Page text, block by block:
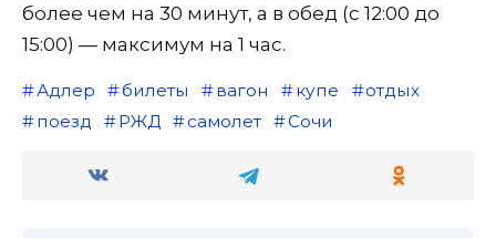
более чем на 30 минут, а в обед (с 12:00 до
15:00) — максимум на 1 час.
Адлер билеты вагон купе
отдых
поезд
РЖД самолет Сочи